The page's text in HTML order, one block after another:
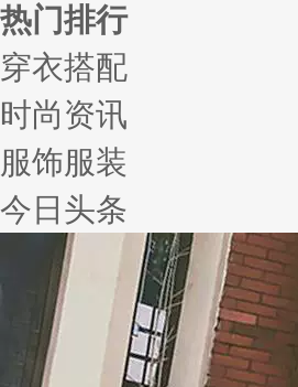
热门排行
穿衣搭配
时尚资讯
服饰服装
今日头条